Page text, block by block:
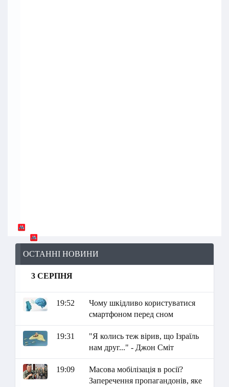
ОСТАННІ НОВИНИ
3 СЕРПНЯ
19:52
Чому шкідливо користуватися
смартфоном перед сном
19:31
"Я колись теж вірив, що Ізраїль
нам друг..." - Джон Сміт
19:09
Масова мобілізація в росії?
Заперечення пропагандонів, яке